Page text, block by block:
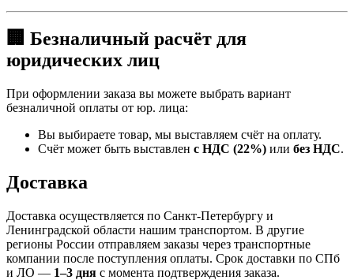
🏢 Безналичный расчёт для
юридических лиц
При оформлении заказа вы можете выбрать вариант
безналичной оплаты от юр. лица:
Вы выбираете товар, мы выставляем счёт на оплату.
Счёт может быть выставлен с НДС (22%) или без НДС.
Доставка
Доставка осуществляется по Санкт-Петербургу и
Ленинградской области нашим транспортом. В другие
регионы России отправляем заказы через транспортные
компании после поступления оплаты. Срок доставки по СПб
и ЛО — 1–3 дня с момента подтверждения заказа.